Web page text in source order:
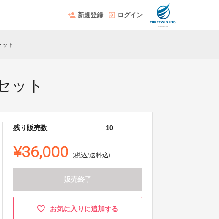
新規登録 ログイン
ト
ット
残り販売数 10
¥36,000 (税込/送料込)
販売終了
お気に入りに追加する